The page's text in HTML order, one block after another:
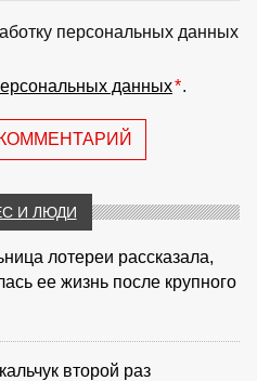
персональных данных
данных*.
И ЛЮДИ
лотереи рассказала,
ее жизнь после крупного
второй раз